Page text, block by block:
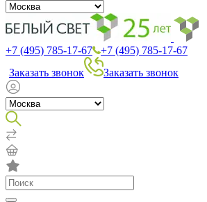
+7 (495) 785-17-67
+7 (495) 785-17-67
Заказать звонок
Заказать звонок